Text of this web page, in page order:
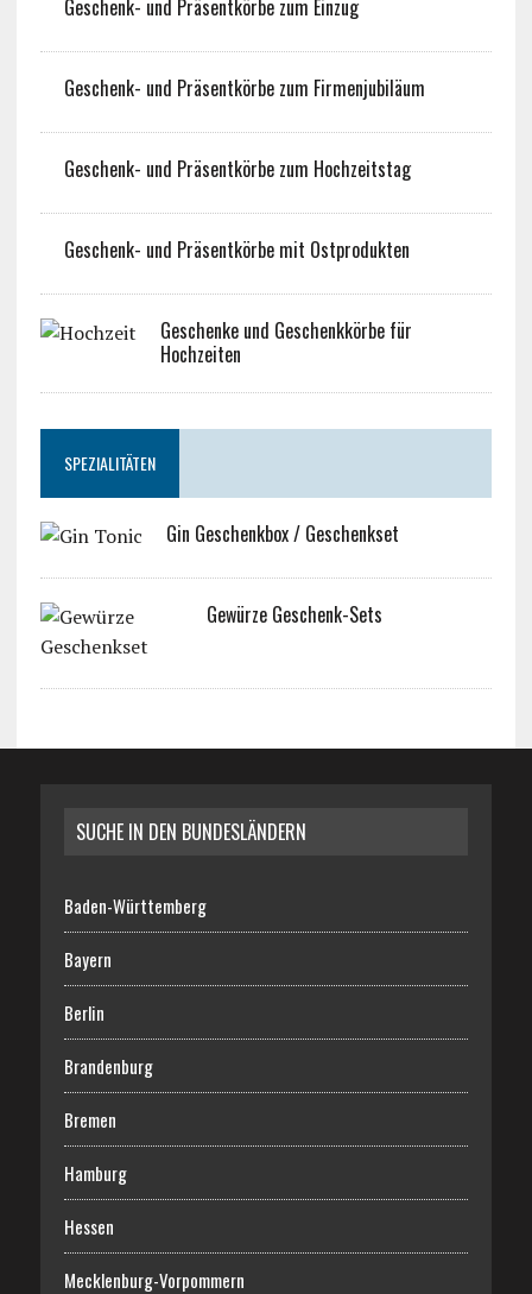
Geschenk- und Präsentkörbe zum Einzug
Geschenk- und Präsentkörbe zum Firmenjubiläum
Geschenk- und Präsentkörbe zum Hochzeitstag
Geschenk- und Präsentkörbe mit Ostprodukten
Geschenke und Geschenkkörbe für
Hochzeiten
SPEZIALITÄTEN
Gin Geschenkbox / Geschenkset
Gewürze Geschenk-Sets
SUCHE IN DEN BUNDESLÄNDERN
Baden-Württemberg
Bayern
Berlin
Brandenburg
Bremen
Hamburg
Hessen
Mecklenburg-Vorpommern